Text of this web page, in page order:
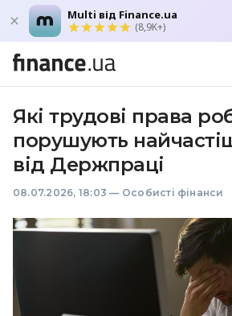
Multi від Finance.ua
(8,9K+)
Які трудові права
порушують
від Держпраці
08.07.2026, 18:03 — Особисті фінанси